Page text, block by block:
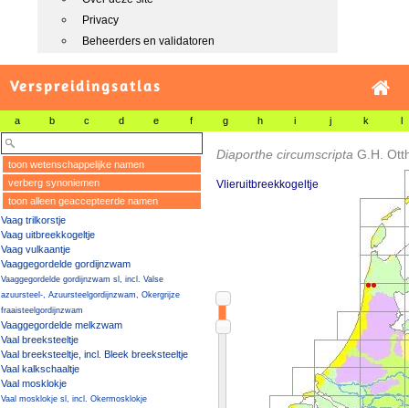
Privacy
Beheerders en validatoren
Verspreidingsatlas
a b c d e f g h i j k l
toon wetenschappelijke namen
verberg synoniemen
toon alleen geaccepteerde namen
Vaag trilkorstje
Vaag uitbreekkogeltje
Vaag vulkaantje
Vaaggegordelde gordijnzwam
Vaaggegordelde gordijnzwam sl, incl. Valse
azuursteel-, Azuursteelgordijnzwam, Okergrijze
fraaisteelgordijnzwam
Vaaggegordelde melkzwam
Vaal breeksteeltje
Vaal breeksteeltje, incl. Bleek breeksteeltje
Vaal kalkschaaltje
Vaal mosklokje
Vaal mosklokje sl, incl. Okermosklokje
Diaporthe circumscripta G.H.
Vlieruitbreekkogeltje